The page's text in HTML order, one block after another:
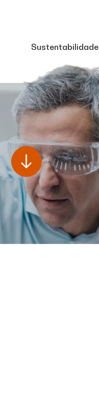
Sustentabilidade